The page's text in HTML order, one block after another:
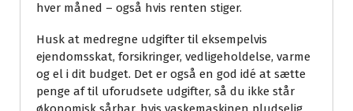
hver måned – også hvis renten stiger.
Husk at medregne udgifter til eksempelvis
ejendomsskat, forsikringer, vedligeholdelse, varme
og el i dit budget. Det er også en god idé at sætte
penge af til uforudsete udgifter, så du ikke står